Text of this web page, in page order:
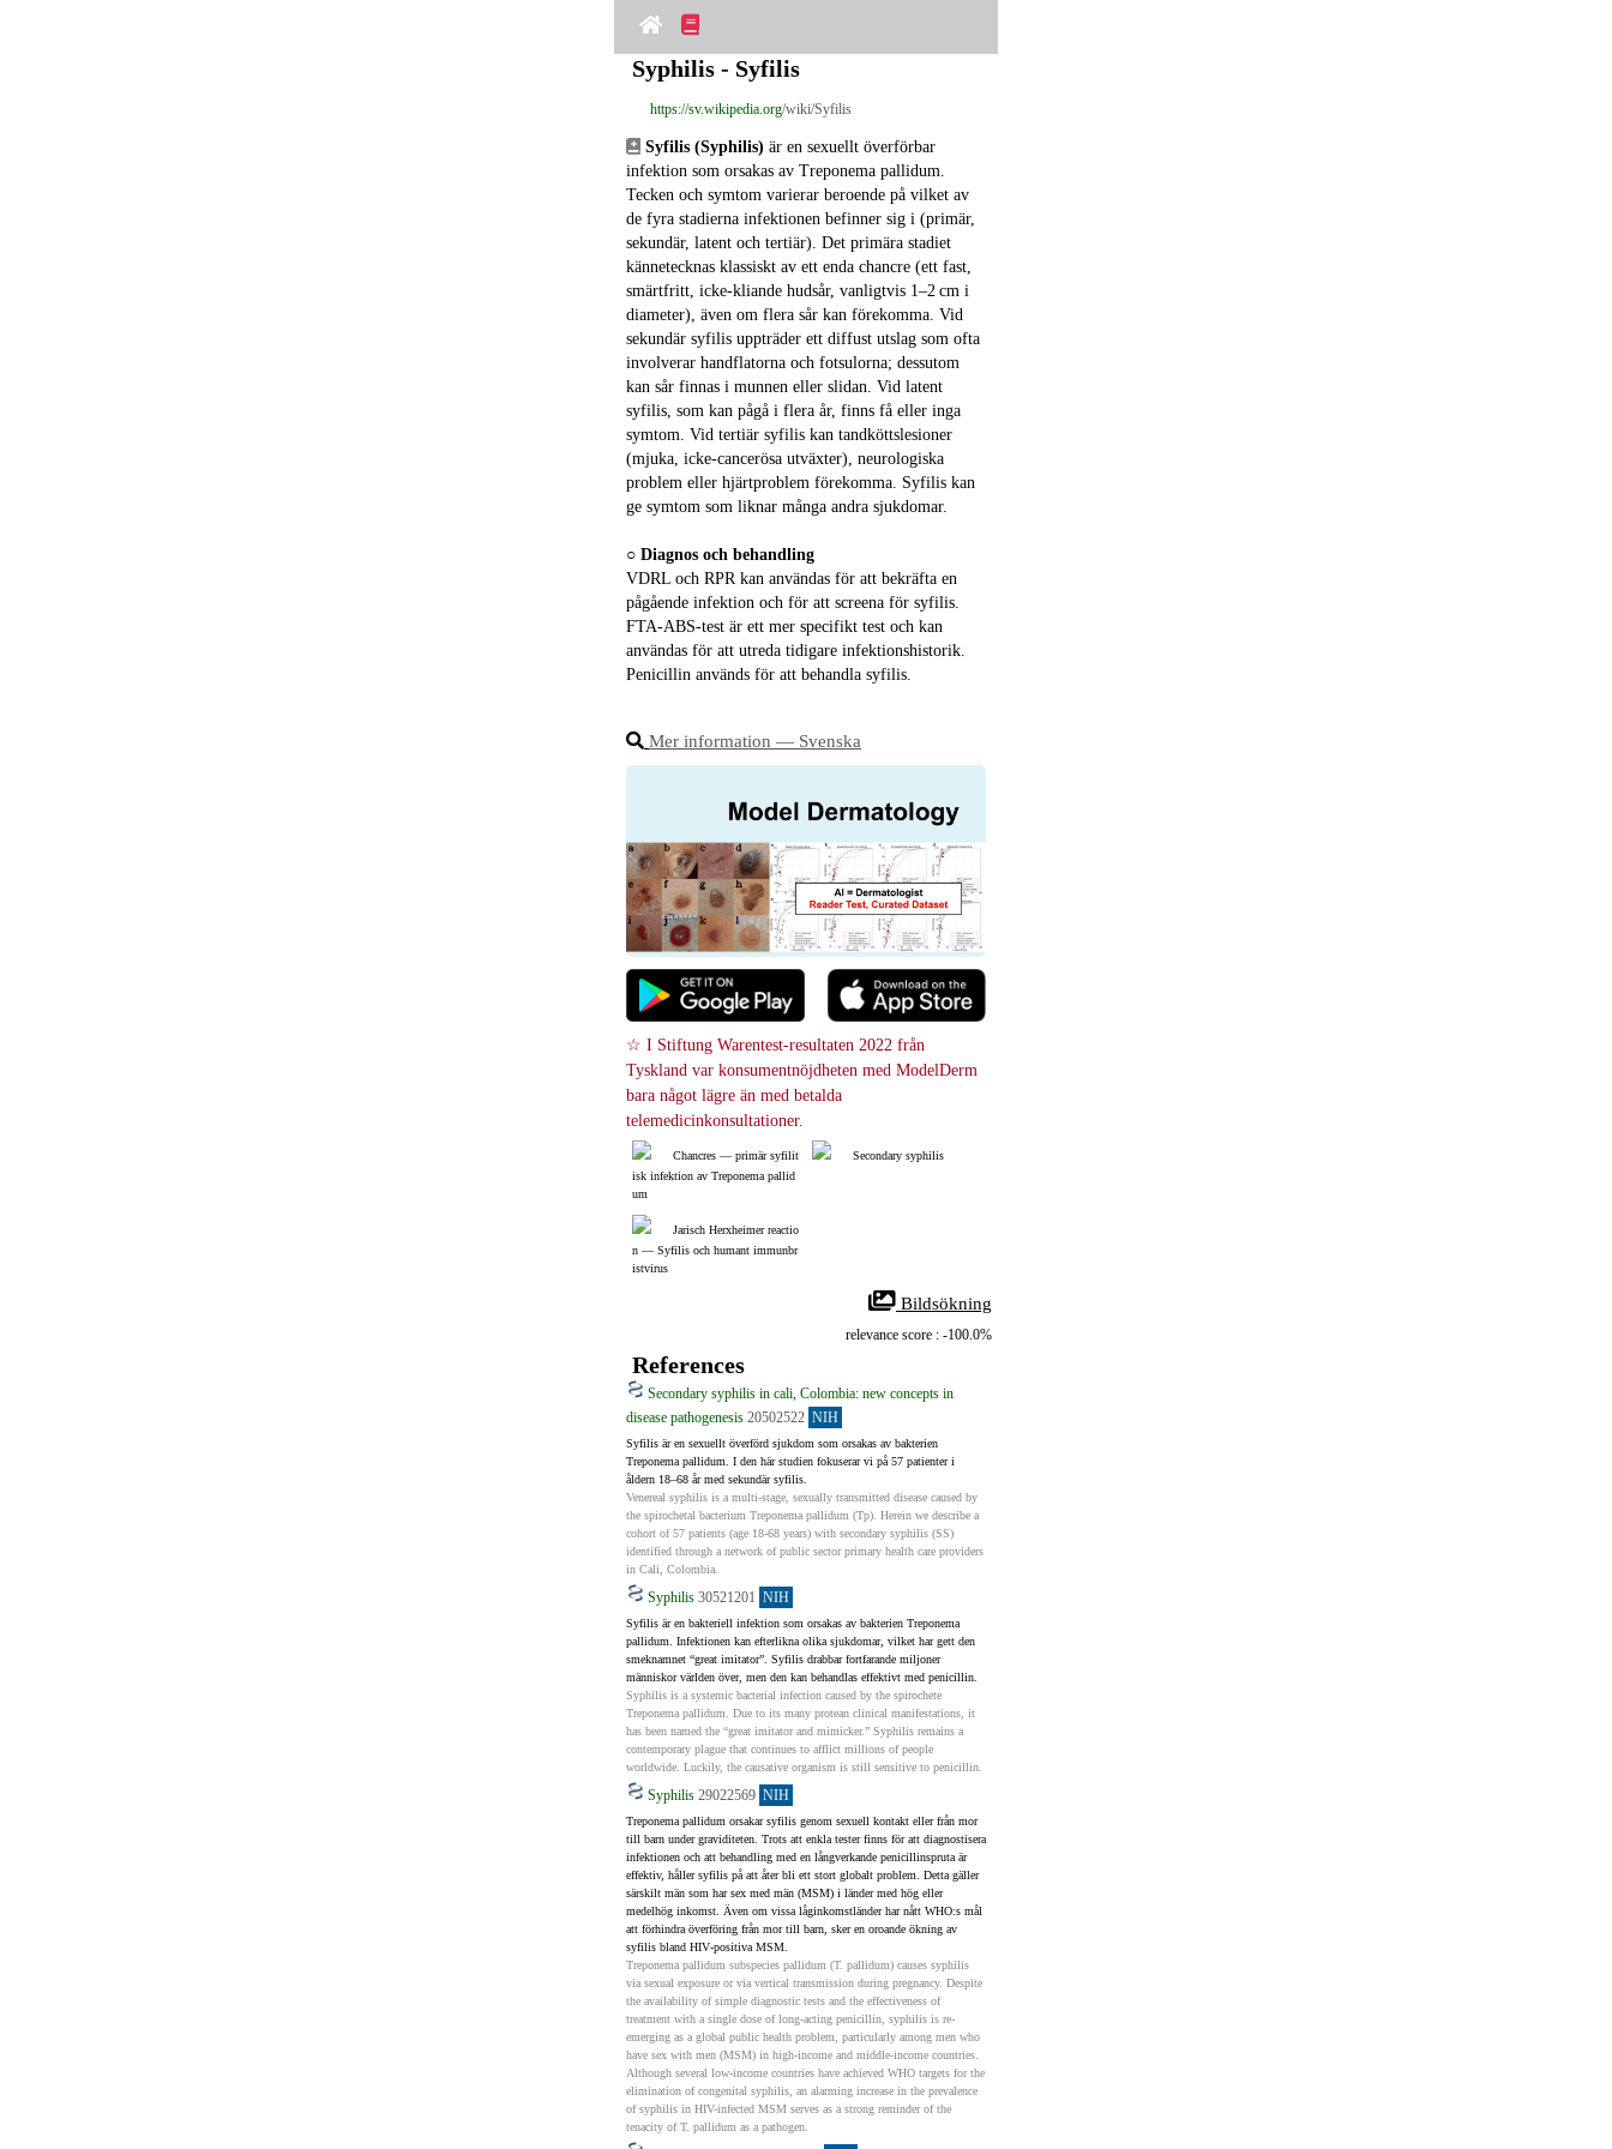
Syphilis - Syfilis
https://sv.wikipedia.org/wiki/Syfilis
Syfilis (Syphilis) är en sexuellt överförbar
infektion som orsakas av Treponema pallidum.
Tecken och symtom varierar beroende på vilket av
de fyra stadierna infektionen befinner sig i (primär,
sekundär, latent och tertiär). Det primära stadiet
kännetecknas klassiskt av ett enda chancre (ett fast,
smärtfritt, icke‑kliande hudsår, vanligtvis 1–2 cm i
diameter), även om flera sår kan förekomma. Vid
sekundär syfilis uppträder ett diffust utslag som ofta
involverar handflatorna och fotsulorna; dessutom
kan sår finnas i munnen eller slidan. Vid latent
syfilis, som kan pågå i flera år, finns få eller inga
symtom. Vid tertiär syfilis kan tandköttslesioner
(mjuka, icke‑cancerösa utväxter), neurologiska
problem eller hjärtproblem förekomma. Syfilis kan
ge symtom som liknar många andra sjukdomar.
○ Diagnos och behandling
VDRL och RPR kan användas för att bekräfta en
pågående infektion och för att screena för syfilis.
FTA‑ABS‑test är ett mer specifikt test och kan
användas för att utreda tidigare infektionshistorik.
Penicillin används för att behandla syfilis.
Mer information ― Svenska
☆ I Stiftung Warentest-resultaten 2022 från
Tyskland var konsumentnöjdheten med ModelDerm
bara något lägre än med betalda
telemedicinkonsultationer.
Chancres ― primär syfilit
isk infektion av Treponema pallid
um
Jarisch Herxheimer reactio
n ― Syfilis och humant immunbr
istvirus
Secondary syphilis
Bildsökning
relevance score : -100.0%
References
Secondary syphilis in cali, Colombia: new concepts in
disease pathogenesis 20502522 NIH
Syfilis är en sexuellt överförd sjukdom som orsakas av bakterien
Treponema pallidum. I den här studien fokuserar vi på 57 patienter i
åldern 18–68 år med sekundär syfilis.
Venereal syphilis is a multi-stage, sexually transmitted disease caused by
the spirochetal bacterium Treponema pallidum (Tp). Herein we describe a
cohort of 57 patients (age 18-68 years) with secondary syphilis (SS)
identified through a network of public sector primary health care providers
in Cali, Colombia.
Syphilis 30521201 NIH
Syfilis är en bakteriell infektion som orsakas av bakterien Treponema
pallidum. Infektionen kan efterlikna olika sjukdomar, vilket har gett den
smeknamnet “great imitator”. Syfilis drabbar fortfarande miljoner
människor världen över, men den kan behandlas effektivt med penicillin.
Syphilis is a systemic bacterial infection caused by the spirochete
Treponema pallidum. Due to its many protean clinical manifestations, it
has been named the “great imitator and mimicker.” Syphilis remains a
contemporary plague that continues to afflict millions of people
worldwide. Luckily, the causative organism is still sensitive to penicillin.
Syphilis 29022569 NIH
Treponema pallidum orsakar syfilis genom sexuell kontakt eller från mor
till barn under graviditeten. Trots att enkla tester finns för att diagnostisera
infektionen och att behandling med en långverkande penicillinspruta är
effektiv, håller syfilis på att åter bli ett stort globalt problem. Detta gäller
särskilt män som har sex med män (MSM) i länder med hög eller
medelhög inkomst. Även om vissa låginkomstländer har nått WHO:s mål
att förhindra överföring från mor till barn, sker en oroande ökning av
syfilis bland HIV‑positiva MSM.
Treponema pallidum subspecies pallidum (T. pallidum) causes syphilis
via sexual exposure or via vertical transmission during pregnancy. Despite
the availability of simple diagnostic tests and the effectiveness of
treatment with a single dose of long-acting penicillin, syphilis is re-
emerging as a global public health problem, particularly among men who
have sex with men (MSM) in high-income and middle-income countries.
Although several low-income countries have achieved WHO targets for the
elimination of congenital syphilis, an alarming increase in the prevalence
of syphilis in HIV-infected MSM serves as a strong reminder of the
tenacity of T. pallidum as a pathogen.